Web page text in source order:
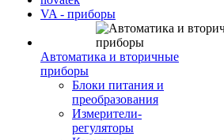
VA - приборы
Автоматика и вторичные
приборы
Блоки питания и
преобразования
Измерители-
регуляторы